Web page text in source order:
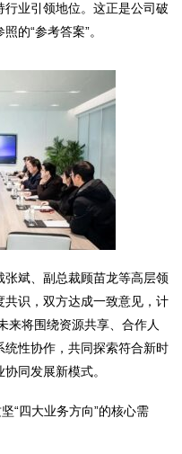
业引领地位。这正是公司破
的“参考答案”。
斌、副总裁顾苗龙等高层领
识，双方达成一致意见，计
来将围绕资源共享、合作人
性协作，共同探索符合新时
同发展新模式。
“四大业务方向”的核心需